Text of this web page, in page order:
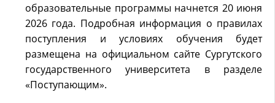
образовательные программы начнется 20 июня
2026 года. Подробная информация о правилах
поступления и условиях обучения будет
размещена на официальном сайте Сургутского
государственного университета в разделе
«Поступающим».